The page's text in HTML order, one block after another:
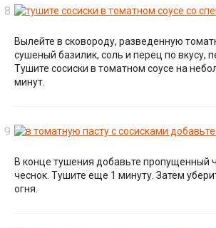
Вылейте в сковороду, разведенную
сушеный базилик, соль и перец по вкусу,
Тушите сосиски в томатном соусе на
минут.
В конце тушения добавьте пропущенный
чеснок. Тушите еще 1 минуту. Затем
огня.